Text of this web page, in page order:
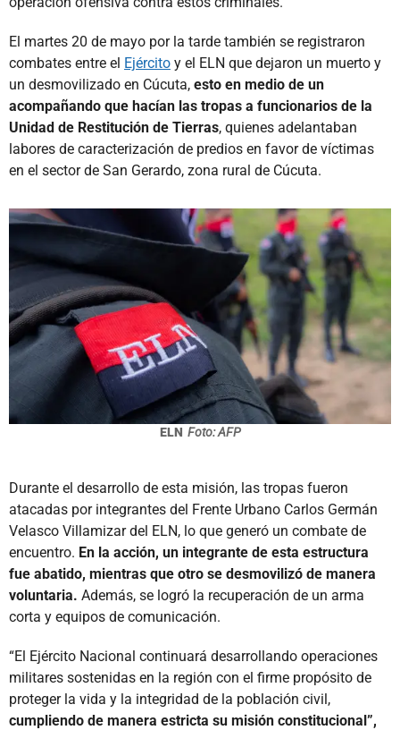
El martes 20 de mayo por la tarde también se registraron
combates entre el Ejército y el ELN que dejaron un muerto y
un desmovilizado en Cúcuta, esto en medio de un
acompañando que hacían las tropas a funcionarios de la
Unidad de Restitución de Tierras, quienes adelantaban
labores de caracterización de predios en favor de víctimas
en el sector de San Gerardo, zona rural de Cúcuta.
ELN Foto: AFP
Durante el desarrollo de esta misión, las tropas fueron
atacadas por integrantes del Frente Urbano Carlos Germán
Velasco Villamizar del ELN, lo que generó un combate de
encuentro. En la acción, un integrante de esta estructura
fue abatido, mientras que otro se desmovilizó de manera
voluntaria. Además, se logró la recuperación de un arma
corta y equipos de comunicación.
“El Ejército Nacional continuará desarrollando operaciones
militares sostenidas en la región con el firme propósito de
proteger la vida y la integridad de la población civil,
cumpliendo de manera estricta su misión constitucional”,